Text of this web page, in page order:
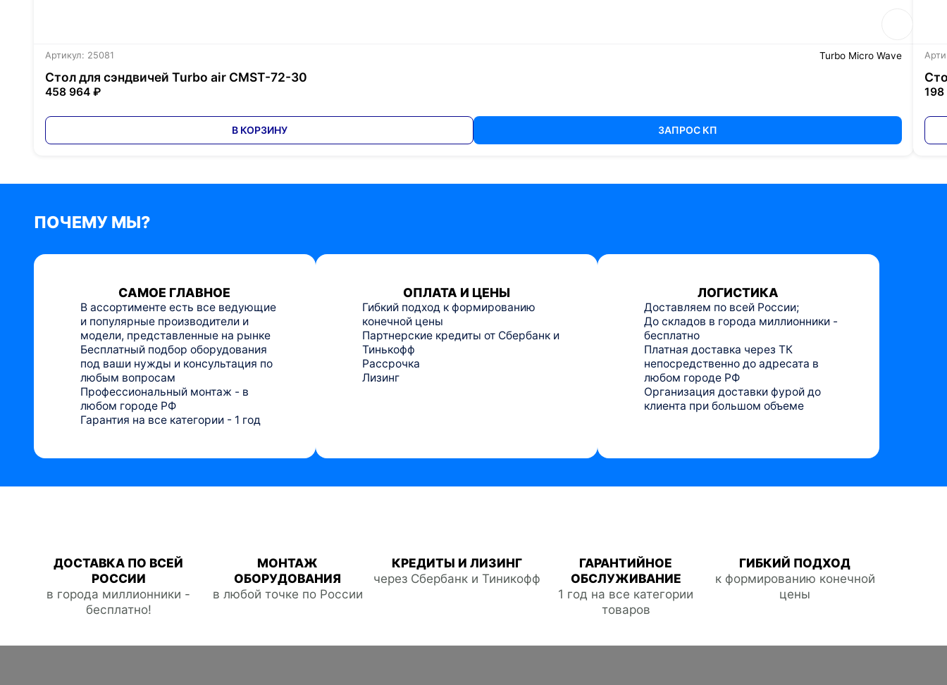
Артикул: 25081 Turbo Micro Wave
Стол для сэндвичей Turbo air CMST-72-30
458 964 ₽
В КОРЗИНУ ЗАПРОС КП
ПОЧЕМУ МЫ?
САМОЕ ГЛАВНОЕ
В ассортименте есть все ведующие
и популярные производители и
модели, представленные на рынке
Бесплатный подбор оборудования
под ваши нужды и консультация по
любым вопросам
Профессиональный монтаж - в
любом городе РФ
Гарантия на все категории - 1 год
ОПЛАТА И ЦЕНЫ
Гибкий подход к формированию
конечной цены
Партнерские кредиты от Сбербанк и
Тинькофф
Рассрочка
Лизинг
ЛОГИСТИКА
Доставляем по всей России;
До складов в города миллионники -
бесплатно
Платная доставка через ТК
непосредственно до адресата в
любом городе РФ
Организация доставки фурой до
клиента при большом объеме
ДОСТАВКА ПО ВСЕЙ
РОССИИ
в города миллионники -
бесплатно!
МОНТАЖ
ОБОРУДОВАНИЯ
в любой точке по России
КРЕДИТЫ И ЛИЗИНГ
через Сбербанк и Тиникофф
ГАРАНТИЙНОЕ
ОБСЛУЖИВАНИЕ
1 год на все категории
товаров
ГИБКИЙ ПОДХОД
к формированию конечной
цены